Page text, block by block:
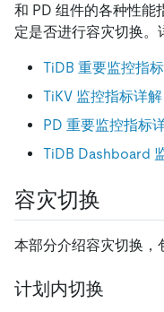
和 PD 组件的各种性能
定是否进行容灾切换。
TiDB 重要监控指
TiKV 监控指标详解
PD 重要监控指标
TiDB Dashboard
容灾切换
本部分介绍容灾切换，
计划内切换